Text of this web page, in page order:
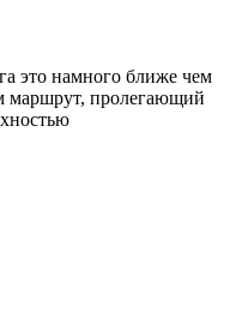
это намного ближе чем
маршрут, пролегающий